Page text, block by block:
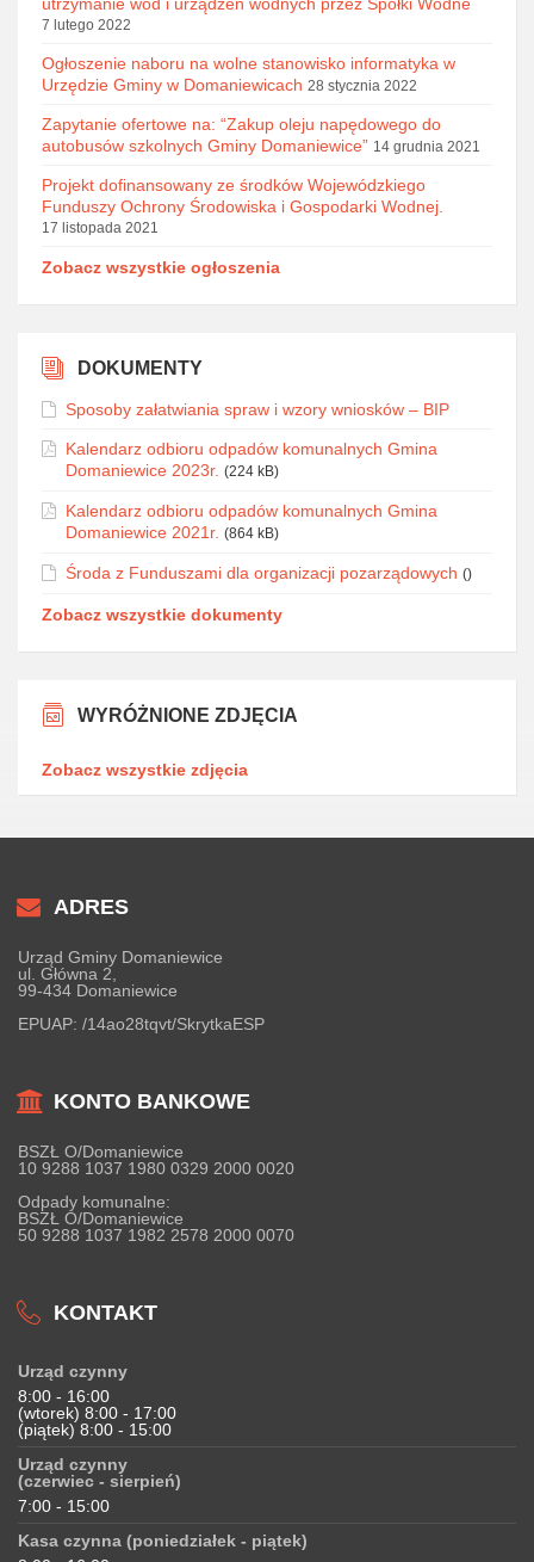
7 lutego 2022
Ogłoszenie naboru na wolne stanowisko informatyka w
Urzędzie Gminy w Domaniewicach 28 stycznia 2022
Zapytanie ofertowe na: “Zakup oleju napędowego do
autobusów szkolnych Gminy Domaniewice” 14 grudnia 2021
Projekt dofinansowany ze środków Wojewódzkiego
Funduszy Ochrony Środowiska i Gospodarki Wodnej.
17 listopada 2021
Zobacz wszystkie ogłoszenia
DOKUMENTY
Sposoby załatwiania spraw i wzory wniosków – BIP
Kalendarz odbioru odpadów komunalnych Gmina
Domaniewice 2023r. (224 kB)
Kalendarz odbioru odpadów komunalnych Gmina
Domaniewice 2021r. (864 kB)
Środa z Funduszami dla organizacji pozarządowych ()
Zobacz wszystkie dokumenty
WYRÓŻNIONE ZDJĘCIA
Zobacz wszystkie zdjęcia
ADRES
Urząd Gminy Domaniewice
ul. Główna 2,
99-434 Domaniewice
EPUAP: /14ao28tqvt/SkrytkaESP
KONTO BANKOWE
BSZŁ O/Domaniewice
10 9288 1037 1980 0329 2000 0020
Odpady komunalne:
BSZŁ O/Domaniewice
50 9288 1037 1982 2578 2000 0070
KONTAKT
Urząd czynny
8:00 - 16:00
(wtorek) 8:00 - 17:00
(piątek) 8:00 - 15:00
Urząd czynny
(czerwiec - sierpień)
7:00 - 15:00
Kasa czynna (poniedziałek - piątek)